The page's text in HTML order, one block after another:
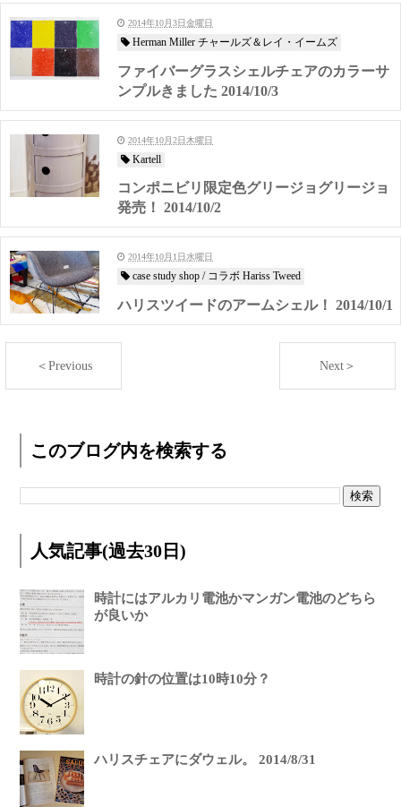
2014年10月3日金曜日
Herman Miller チャールズ＆レイ・イームズ
ファイバーグラスシェルチェアのカラーサ
ンプルきました 2014/10/3
2014年10月2日木曜日
Kartell
コンポニビリ限定色グリージョグリージョ
発売！ 2014/10/2
2014年10月1日水曜日
case study shop / コラボ Hariss Tweed
ハリスツイードのアームシェル！ 2014/10/1
＜Previous Next＞
このブログ内を検索する
人気記事(過去30日)
時計にはアルカリ電池かマンガン電池のどちら
が良いか
時計の針の位置は10時10分？
ハリスチェアにダウェル。 2014/8/31